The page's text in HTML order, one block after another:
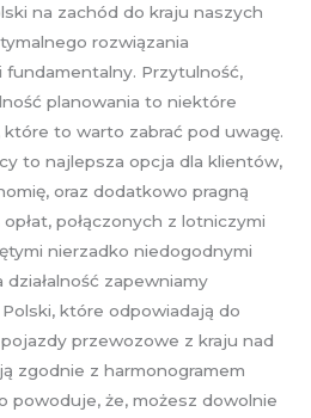
na zachód do kraju naszych
rozwiązania
Przytulność,
planowania to niektóre
to warto zabrać pod uwagę.
to najlepsza opcja dla klientów,
oraz dodatkowo pragną
połączonych z lotniczymi
nierzadko niedogodnymi
zapewniamy
które odpowiadają do
przewozowe z kraju nad
zgodnie z harmonogramem
powoduje, że, możesz dowolnie